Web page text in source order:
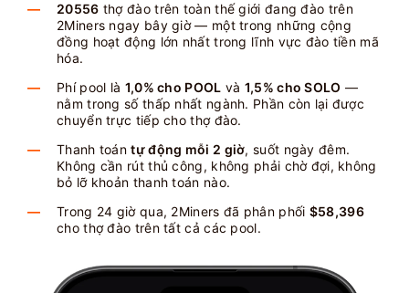
20556 thợ đào trên toàn thế giới đang đào trên
2Miners ngay bây giờ — một trong những cộng
đồng hoạt động lớn nhất trong lĩnh vực đào tiền mã
hóa.
Phí pool là 1,0% cho POOL và 1,5% cho SOLO —
nằm trong số thấp nhất ngành. Phần còn lại được
chuyển trực tiếp cho thợ đào.
Thanh toántự động mỗi 2 giờ, suốt ngày đêm.
Không cần rút thủ công, không phải chờ đợi, không
bỏ lỡ khoản thanh toán nào.
Trong 24 giờ qua, 2Miners đã phân phối $58,396
cho thợ đào trên tất cả các pool.